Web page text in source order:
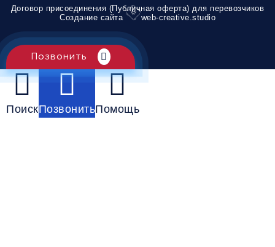
Договор присоединения (Публичная оферта) для перевозчиков
Создание сайта
web-creative.studio
Позвонить
ПоискПозвонитьПомощь